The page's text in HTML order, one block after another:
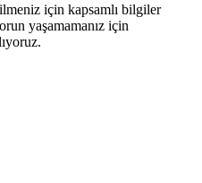
için kapsamlı bilgiler
yaşamamanız için